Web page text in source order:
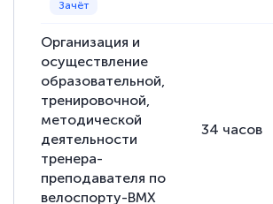
Организация и
осуществление
образовательной,
тренировочной,
методической
деятельности
тренера-
преподавателя по
велоспорту-BMX
34 часов